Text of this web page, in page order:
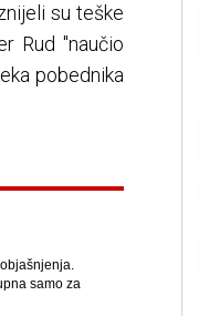
su teške
Rud "naučio
pobednika
samo za